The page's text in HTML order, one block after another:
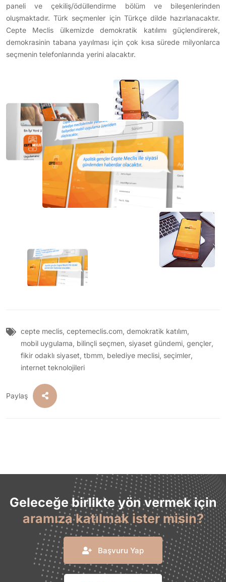
paneli ve çekiliş/ödüllendirme bölüm ve bileşenlerinden
oluşmaktadır. Türk seçmenler için Türkçe dilde hazırlanacaktır.
Cepte Meclis ülkemizde demokratik katılımı güçlendirerek,
demokrasinin tabana yayılması için çok kısa sürede milyonlarca
seçmenin telefonlarında yerini alacaktır.
cepte meclis, ceptemeclis.com, demokratik katılım,
mobil uygulama, bilinçli seçmen, siyaset gündemi, gençler,
fikir odaklı siyaset, tbmm, belediye meclisi, seçimler,
internet teknolojileri
Paylaş
Geleceğe birlikte yön vermek için
aramıza katılmak ister misin?
Başvuru Yap